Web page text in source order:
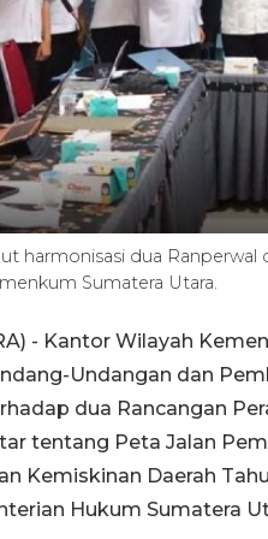
harmonisasi dua
Sumatera Utara.
- Kantor Wilayah
Undangan dan
dua Rancangan
tentang Peta Jalan
Kemiskinan Daerah
Hukum Sumatera